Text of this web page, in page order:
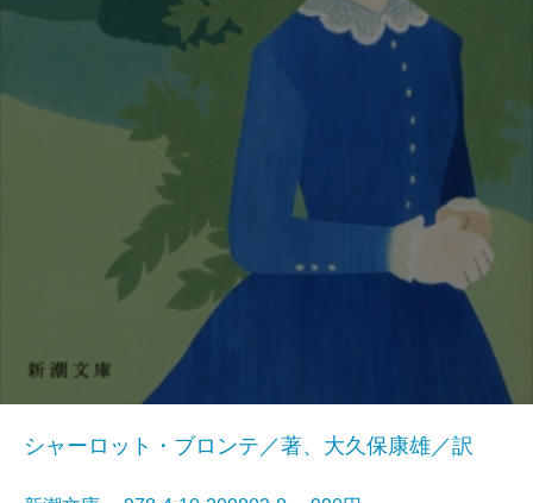
シャーロット・ブロンテ／著、大久保康雄／訳